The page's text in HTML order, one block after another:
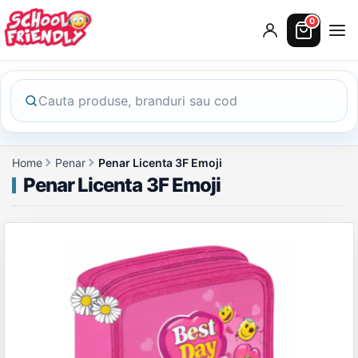
0
Home Penar Penar Licenta 3F Emoji
Penar Licenta 3F Emoji